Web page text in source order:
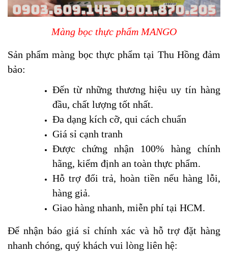
Màng bọc thực phẩm MANGO
Sản phẩm màng bọc thực phẩm tại Thu Hồng đảm
bảo:
Đến từ những thương hiệu uy tín hàng
đầu, chất lượng tốt nhất.
Đa dạng kích cỡ, qui cách chuẩn
Giá sỉ cạnh tranh
Được chứng nhận 100% hàng chính
hãng, kiểm định an toàn thực phẩm.
Hỗ trợ đổi trả, hoàn tiền nếu hàng lỗi,
hàng giả.
Giao hàng nhanh, miễn phí tại HCM.
Để nhận báo giá sỉ chính xác và hỗ trợ đặt hàng
nhanh chóng, quý khách vui lòng liên hệ: